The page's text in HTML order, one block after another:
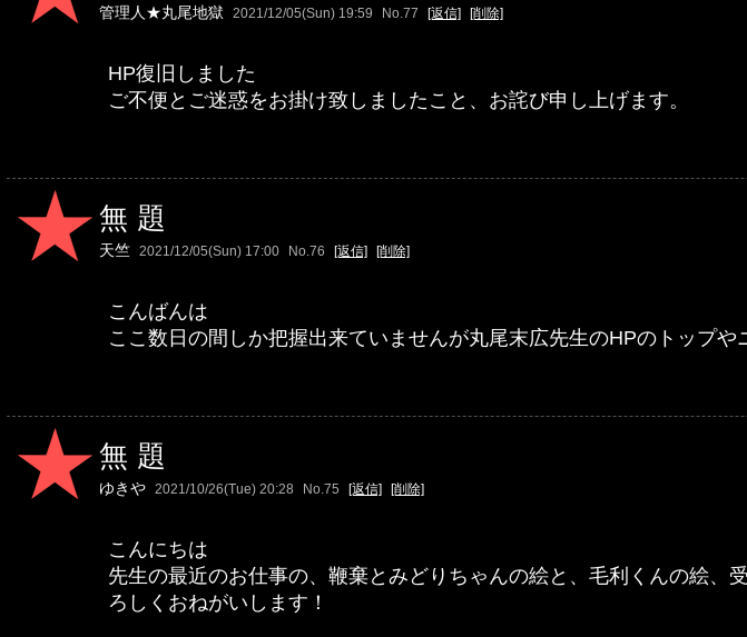
管理人★丸尾地獄 2021/12/05(Sun) 19:59 No.77 [返信] [削除]
HP復旧しました
ご不便とご迷惑をお掛け致しましたこと、お詫び申し上げます。
無題
天竺 2021/12/05(Sun) 17:00 No.76 [返信] [削除]
こんばんは
ここ数日の間しか把握出来ていませんが丸尾末広先生のHPのトップ
無題
ゆきや 2021/10/26(Tue) 20:28 No.75 [返信] [削除]
こんにちは
先生の最近のお仕事の、鞭棄とみどりちゃんの絵と、毛利くんの絵
ろしくおねがいします！